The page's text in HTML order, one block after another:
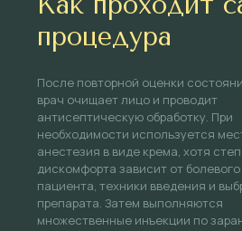
процедура
После повторной оценки
врач очищает лицо и проводит
антисептическую обработку. При
необходимости используется
анестезия в виде крема, хотя
дискомфорта зависит от болевого
пациента, техники введения и
препарата. Затем выполняются
множественные инъекции по